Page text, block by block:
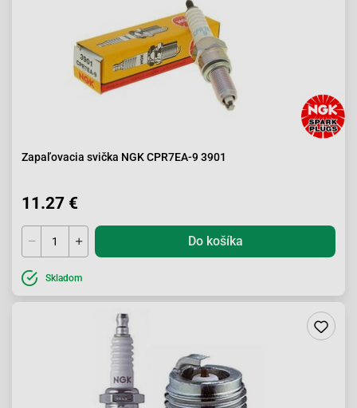
Zapaľovacia svička NGK CPR7EA-9 3901
11.27 €
Do košíka
Skladom